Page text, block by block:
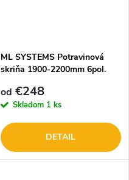
ML SYSTEMS Potravinová
skriňa 1900-2200mm 6pol.
od €248
Skladom 1 ks
DETAIL